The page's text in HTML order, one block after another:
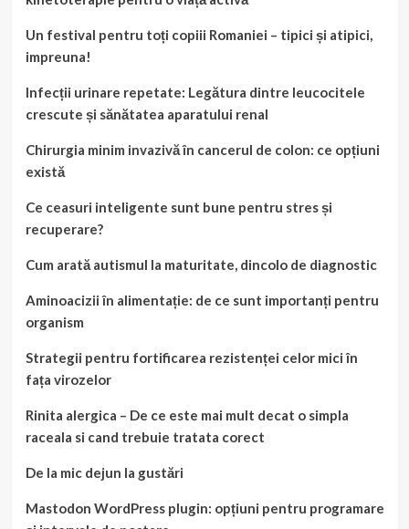
Un festival pentru toți copiii Romaniei – tipici și atipici,
impreuna!
Infecții urinare repetate: Legătura dintre leucocitele
crescute și sănătatea aparatului renal
Chirurgia minim invazivă în cancerul de colon: ce opțiuni
există
Ce ceasuri inteligente sunt bune pentru stres și
recuperare?
Cum arată autismul la maturitate, dincolo de diagnostic
Aminoacizii în alimentație: de ce sunt importanți pentru
organism
Strategii pentru fortificarea rezistenței celor mici în
fața virozelor
Rinita alergica – De ce este mai mult decat o simpla
raceala si cand trebuie tratata corect
De la mic dejun la gustări
Mastodon WordPress plugin: opțiuni pentru programare